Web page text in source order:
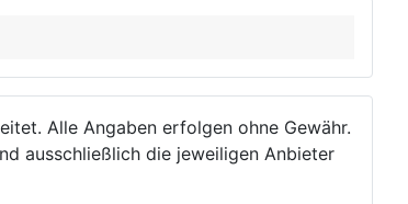
Alle Angaben erfolgen ohne Gewähr.
ausschließlich die jeweiligen Anbieter